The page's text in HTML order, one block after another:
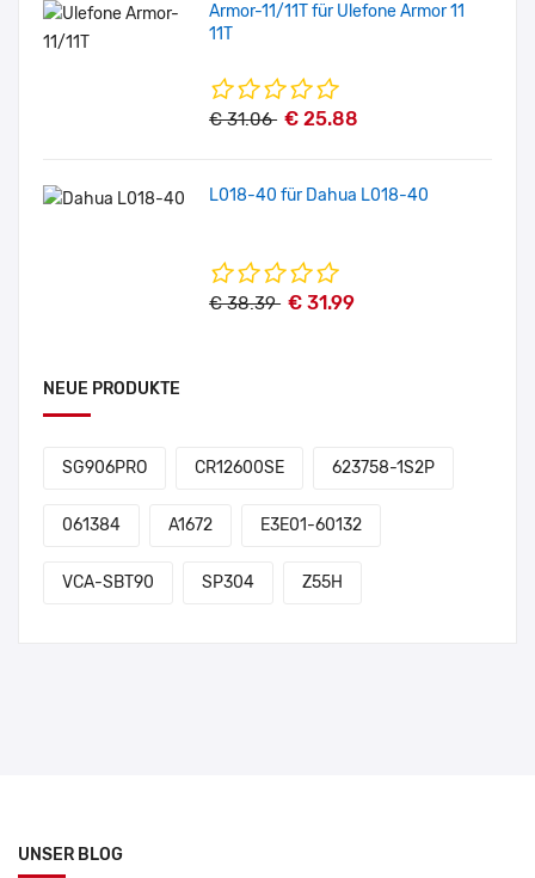
Armor-11/11T für Ulefone Armor 11
11T
€ 31.06 € 25.88
L018-40 für Dahua L018-40
€ 38.39 € 31.99
NEUE PRODUKTE
SG906PRO CR12600SE 623758-1S2P
061384 A1672 E3E01-60132
VCA-SBT90 SP304 Z55H
UNSER BLOG